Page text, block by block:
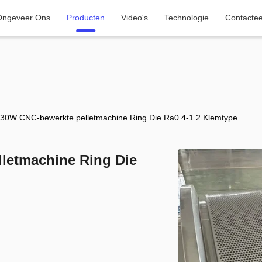
Ons Producten Video's Technologie
CNC-bewerkte pelletmachine Ring Die Ra0.4-1.2 Klemtype
Ring Die